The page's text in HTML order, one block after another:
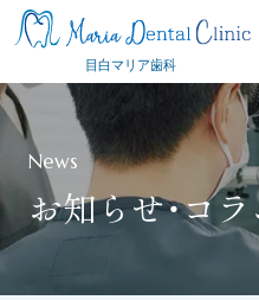
News
お知らせ・コラ